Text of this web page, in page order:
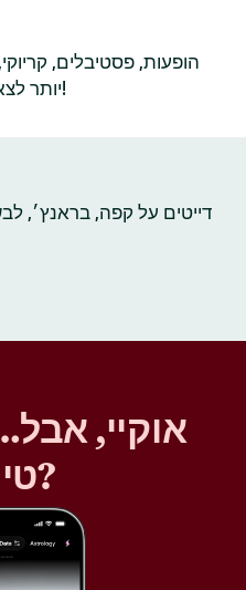
הופעות, פסטיבלים,
יותר לצאת אליהם עם מישהו.י חדש.ה!
דייטים על קפה, בראנץ׳,
אוקיי,
טינדר?